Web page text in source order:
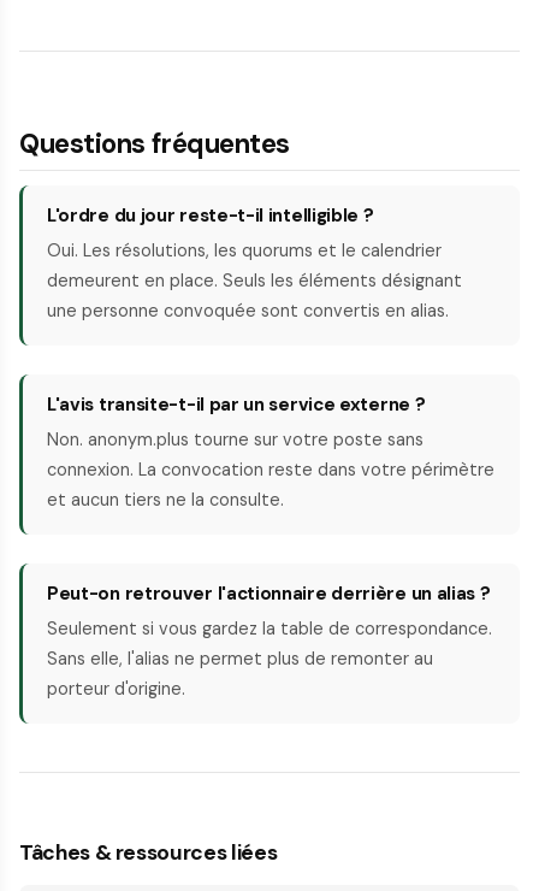
Questions fréquentes
L'ordre du jour reste-t-il intelligible ?
Oui. Les résolutions, les quorums et le calendrier
demeurent en place. Seuls les éléments désignant
une personne convoquée sont convertis en alias.
L'avis transite-t-il par un service externe ?
Non. anonym.plus tourne sur votre poste sans
connexion. La convocation reste dans votre périmètre
et aucun tiers ne la consulte.
Peut-on retrouver l'actionnaire derrière un alias ?
Seulement si vous gardez la table de correspondance.
Sans elle, l'alias ne permet plus de remonter au
porteur d'origine.
Tâches & ressources liées